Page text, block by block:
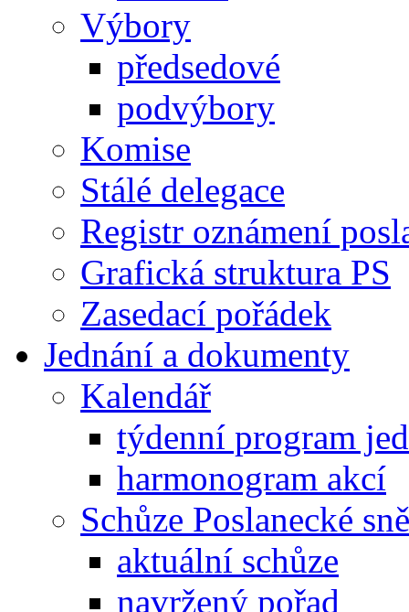
Výbory
předsedové
podvýbory
Komise
Stálé delegace
Registr oznámení
Grafická struktura PS
Zasedací pořádek
Jednání a dokumenty
Kalendář
týdenní program
harmonogram akcí
Schůze Poslanecké
aktuální schůze
navržený pořad